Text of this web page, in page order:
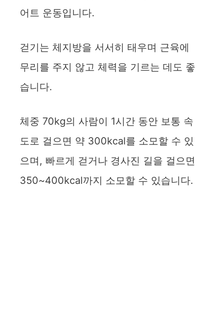
어트 운동입니다.
걷기는 체지방을 서서히 태우며 근육에
무리를 주지 않고 체력을 기르는 데도 좋
습니다.
체중 70kg의 사람이 1시간 동안 보통 속
도로 걸으면 약 300kcal를 소모할 수 있
으며, 빠르게 걷거나 경사진 길을 걸으면
350~400kcal까지 소모할 수 있습니다.